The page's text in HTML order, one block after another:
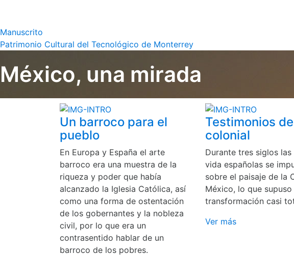
Manuscrito
Patrimonio Cultural del Tecnológico de Monterrey
México, una mirada
Un barroco para el
pueblo
En Europa y España el arte
barroco era una muestra de la
riqueza y poder que había
alcanzado la Iglesia Católica, así
como una forma de ostentación
de los gobernantes y la nobleza
civil, por lo que era un
contrasentido hablar de un
barroco de los pobres.
Testimonios
colonial
Durante tres siglos
vida españolas se
sobre el paisaje de la
México, lo que supuso
transformación casi
Ver más